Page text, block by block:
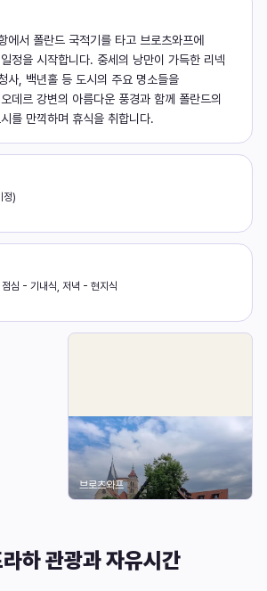
에서 폴란드 국적기를 타고 브로츠와프에
정을 시작합니다. 중세의 낭만이 가득한 리넥
사, 백년홀 등 도시의 주요 명소들을
데르 강변의 아름다운 풍경과 함께 폴란드의
를 만끽하며 휴식을 취합니다.
정)
심 - 기내식, 저녁 - 현지식
브로츠와프
하 관광과 자유시간